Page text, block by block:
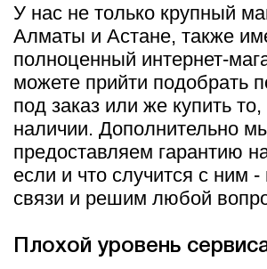
У нас не только крупный
Алматы и Астане, также
полноценный интернет-
можете прийти подобрать
под заказ или же купить то,
наличии. Дополнительно
предоставляем гарантию
если и что случится с ним
связи и решим любой
Плохой уровень